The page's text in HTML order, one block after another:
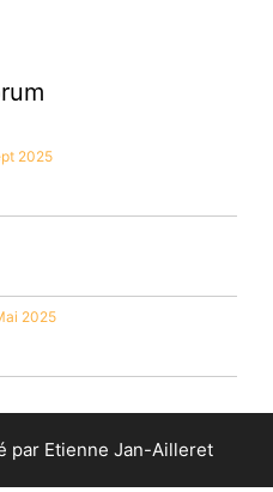
2025
2025
par Etienne Jan-Ailleret